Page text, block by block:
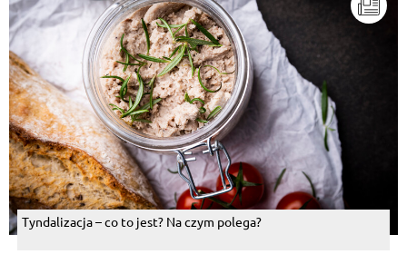
Tyndalizacja – co to jest? Na czym polega?